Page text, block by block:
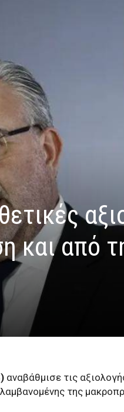
και από
αναβάθμισε τις
της